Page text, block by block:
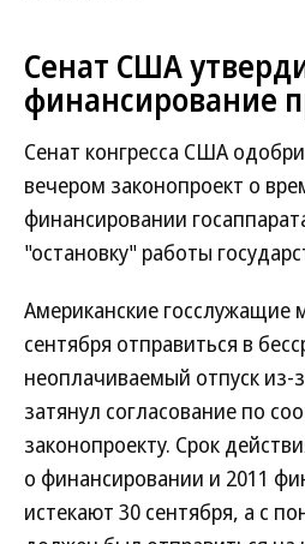
Сенат США
финансирование
Сенат конгресса США
вечером законопроект о
финансировании
"остановку" работы
Американские госслужащие
сентября отправиться в
неоплачиваемый отпуск из-
затянул согласование по
законопроекту. Срок
о финансировании и 2011
истекают 30 сентября, а с